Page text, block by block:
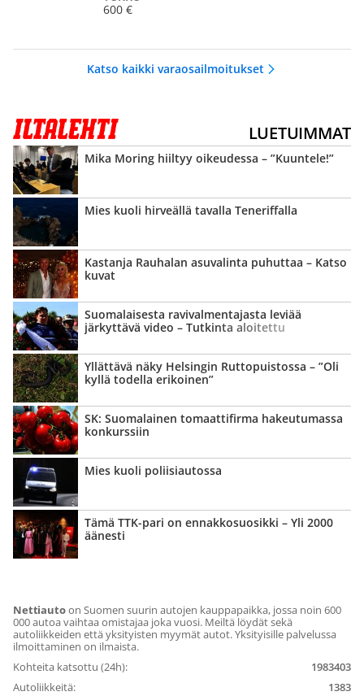
600 €
Katso kaikki varaosailmoitukset
LUETUIMMAT
Mika Moring hiiltyy oikeudessa – ”Kuuntele!”
Mies kuoli hirveällä tavalla Teneriffalla
Kastanja Rauhalan asuvalinta puhuttaa – Katso
kuvat
Suomalaisesta ravi­valmentajasta leviää
järkyttävä video – Tutkinta aloitettu
Yllättävä näky Helsingin Ruttopuistossa – ”Oli
kyllä todella erikoinen”
SK: Suomalainen tomaattifirma hakeutumassa
konkurssiin
Mies kuoli poliisiautossa
Tämä TTK-pari on ennakko­suosikki – Yli 2000
äänesti
Nettiautoon Suomen suurin autojen kauppapaikka, jossa noin 600
000 autoa vaihtaa omistajaa joka vuosi. Meiltä löydät sekä
autoliikkeiden että yksityisten myymät autot. Yksityisille palvelussa
ilmoittaminen on ilmaista.
Kohteita katsottu (24h):
1983403
Autoliikkeitä:
1383